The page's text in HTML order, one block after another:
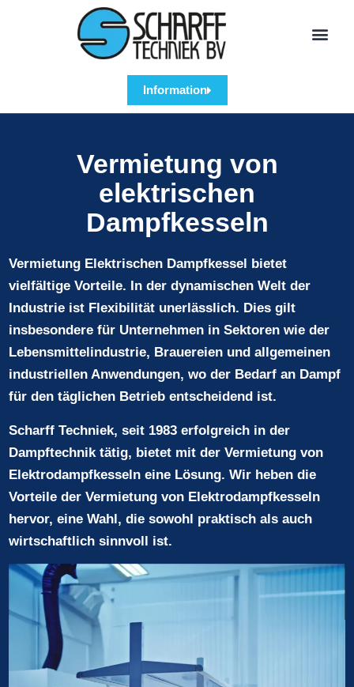
Information
Vermietung von
elektrischen
Dampfkesseln
Vermietung Elektrischen Dampfkessel bietet
vielfältige Vorteile. In der dynamischen Welt der
Industrie ist Flexibilität unerlässlich. Dies gilt
insbesondere für Unternehmen in Sektoren wie der
Lebensmittelindustrie, Brauereien und allgemeinen
industriellen Anwendungen, wo der Bedarf an Dampf
für den täglichen Betrieb entscheidend ist.
Scharff Techniek, seit 1983 erfolgreich in der
Dampftechnik tätig, bietet mit der Vermietung von
Elektrodampfkesseln eine Lösung. Wir heben die
Vorteile der Vermietung von Elektrodampfkesseln
hervor, eine Wahl, die sowohl praktisch als auch
wirtschaftlich sinnvoll ist.